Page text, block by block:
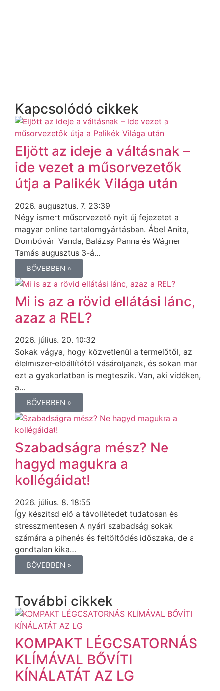
Kapcsolódó cikkek
Eljött az ideje a váltásnak –
ide vezet a műsorvezetők
útja a Palikék Világa után
2026. augusztus. 7. 23:39
Négy ismert műsorvezető nyit új fejezetet a
magyar online tartalomgyártásban. Ábel Anita,
Dombóvári Vanda, Balázsy Panna és Wágner
Tamás augusztus 3-á…
BŐVEBBEN »
Mi is az a rövid ellátási lánc,
azaz a REL?
2026. július. 20. 10:32
Sokak vágya, hogy közvetlenül a termelőtől, az
élelmiszer-előállítótól vásároljanak, és sokan már
ezt a gyakorlatban is megteszik. Van, aki vidéken,
a…
BŐVEBBEN »
Szabadságra mész? Ne
hagyd magukra a
kollégáidat!
2026. július. 8. 18:55
Így készítsd elő a távollétedet tudatosan és
stresszmentesen A nyári szabadság sokak
számára a pihenés és feltöltődés időszaka, de a
gondtalan kika…
BŐVEBBEN »
További cikkek
KOMPAKT LÉGCSATORNÁS
KLÍMÁVAL BŐVÍTI
KÍNÁLATÁT AZ LG